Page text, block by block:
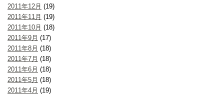
2011年12月 (19)
2011年11月 (19)
2011年10月 (18)
2011年9月 (17)
2011年8月 (18)
2011年7月 (18)
2011年6月 (18)
2011年5月 (18)
2011年4月 (19)